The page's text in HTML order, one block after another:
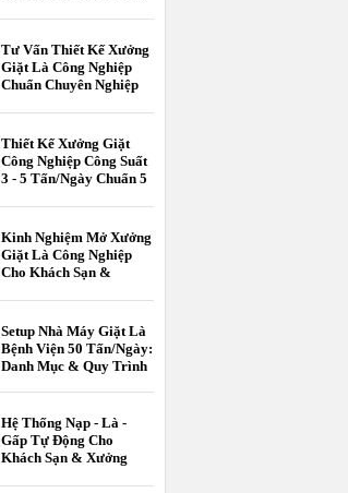
Tư Vấn Thiết Kế Xưởng
Giặt Là Công Nghiệp
Chuẩn Chuyên Nghiệp
Thiết Kế Xưởng Giặt
Công Nghiệp Công Suất
3 - 5 Tấn/Ngày Chuẩn 5
Kinh Nghiệm Mở Xưởng
Giặt Là Công Nghiệp
Cho Khách Sạn &
Setup Nhà Máy Giặt Là
Bệnh Viện 50 Tấn/Ngày:
Danh Mục & Quy Trình
Hệ Thống Nạp - Là -
Gấp Tự Động Cho
Khách Sạn & Xưởng